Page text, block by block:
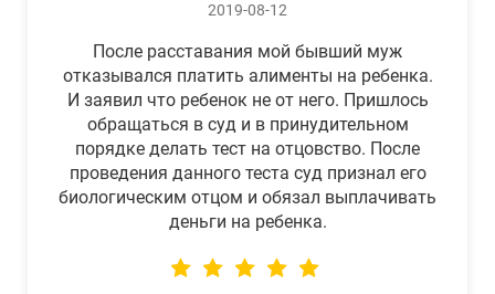
2019-08-12
После расставания мой бывший муж
отказывался платить алименты на ребенка.
И заявил что ребенок не от него. Пришлось
обращаться в суд и в принудительном
порядке делать тест на отцовство. После
проведения данного теста суд признал его
биологическим отцом и обязал выплачивать
деньги на ребенка.